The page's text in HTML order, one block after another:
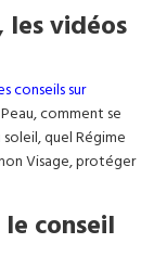
les vidéos
conseils sur
comment se
quel Régime
Visage, protéger
conseil